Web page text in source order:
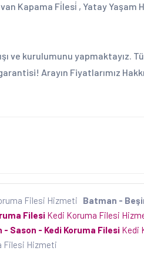
Kapama Fi̇lesi̇ , Yatay Yaşam
ve kurulumunu yapmaktayız.
Arayın Fiyatlarımız
Filesi Hizmeti
Batman -
Filesi Kedi Koruma Filesi
- Sason - Kedi Koruma Filesi Kedi
Filesi Hizmeti